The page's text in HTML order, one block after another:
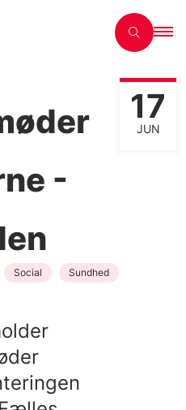
-
17
JUN
Social
Sundhed